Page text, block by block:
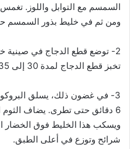
السمسم مع التوابل واللوز.
ومن ثم في خليط بذور السمسم
2- توضع قطع الدجاج في صينية
تخبز قطع الدجاج لمدة 30 إلى 35 دقيقة حتى تشقرّ وتنضج.
6 دقائق حتى تطرى. يضاف
ويسكب هذا الخليط فوق الخضار
شرائح وتوزع في أعلى الطبق.